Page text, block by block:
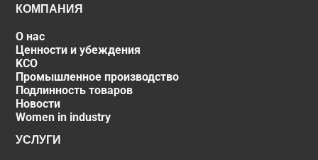
КОМПАНИЯ
О нас
Ценности и убеждения
KCO
Промышленное производство
Подлинность товаров
Новости
Women in industry
УСЛУГИ